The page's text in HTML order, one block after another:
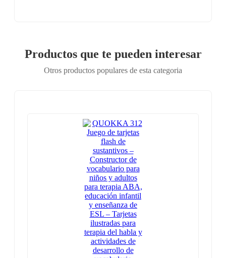
Productos que te pueden interesar
Otros productos populares de esta categoria